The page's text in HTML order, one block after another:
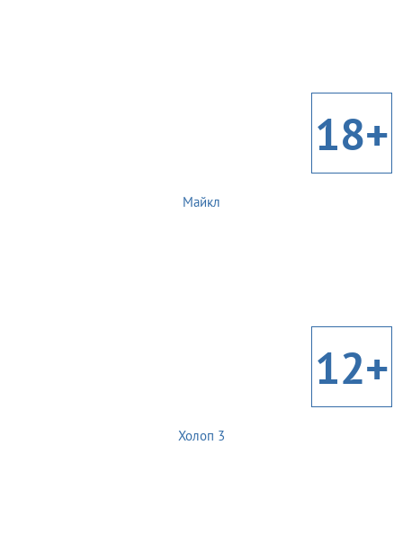
18+
Майкл
12+
Холоп 3